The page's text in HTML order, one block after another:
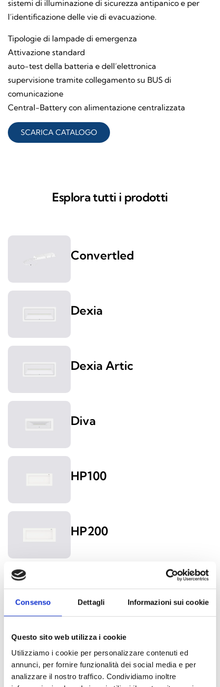
Consenso Dettagli Informazioni sui cookie
Questo sito web utilizza i cookie
Utilizziamo i cookie per personalizzare contenuti ed
annunci, per fornire funzionalità dei social media e per
analizzare il nostro traffico. Condividiamo inoltre
sistemi di illuminazione di sicurezza antipanico e per
l’identificazione delle vie di evacuazione.
Tipologie di lampade di emergenza
Attivazione standard
auto-test della batteria e dell’elettronica
supervisione tramite collegamento su BUS di
comunicazione
Central-Battery con alimentazione centralizzata
SCARICA CATALOGO
Esplora tutti i prodotti
Convertled
Dexia
Dexia Artic
Diva
HP100
HP200
HP320
HP330